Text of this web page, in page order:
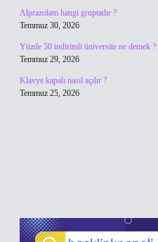
Alprazolam hangi gruptadır ?
Temmuz 30, 2026
Yüzde 50 indirimli üniversite ne demek ?
Temmuz 29, 2026
Klavye kapalı nasıl açılır ?
Temmuz 25, 2026